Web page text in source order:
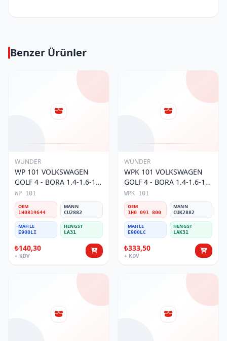
Benzer Ürünler
WUNDER
WP 101 VOLKSWAGEN
GOLF 4 - BORA 1.4-1.6-1.8
POLO III 1H0 819 644
Polen Filtresi
WP 101
OEM
1H0819644
MANN
CU2882
MAHLE
E900LI
HENGST
LA31
₺140,30
+ KDV
WUNDER
WPK 101 VOLKSWAGEN
GOLF 4 - BORA 1.4-1.6-1.8
POLO III KARBONLU 1H0
091 800 Polen Filtresi
WPK 101
OEM
1H0 091 800
MANN
CUK2882
MAHLE
E900LC
HENGST
LAK31
₺333,50
+ KDV